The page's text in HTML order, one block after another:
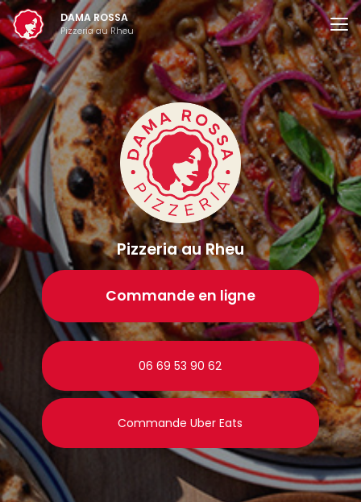
Aller
au
contenu
principal
DAMA ROSSA
Pizzeria au Rheu
Pizzeria au Rheu
Commande en ligne
06 69 53 90 62
Commande Uber Eats